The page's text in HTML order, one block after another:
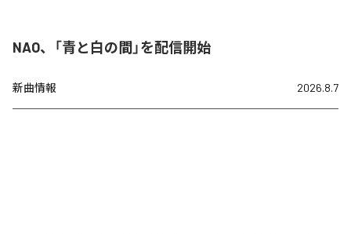
NAO、「青と白の間」を配信開始
新曲情報 2026.8.7